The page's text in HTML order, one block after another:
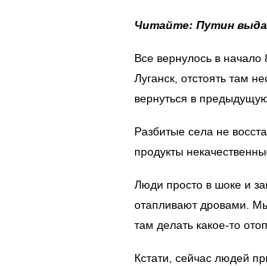
Читайте: Путин
Все вернулось в начало
Луганск, отстоять там
вернуться в
Разбитые села не
продукты
Люди просто в шоке и
отапливают дровами. Мы
там делать какое-то
Кстати, сейчас людей